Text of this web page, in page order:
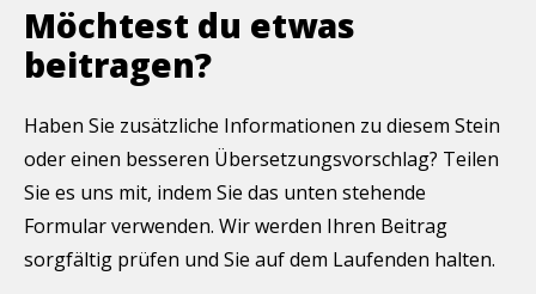
Möchtest du etwas
beitragen?
Haben Sie zusätzliche Informationen zu diesem Stein
oder einen besseren Übersetzungsvorschlag? Teilen
Sie es uns mit, indem Sie das unten stehende
Formular verwenden. Wir werden Ihren Beitrag
sorgfältig prüfen und Sie auf dem Laufenden halten.